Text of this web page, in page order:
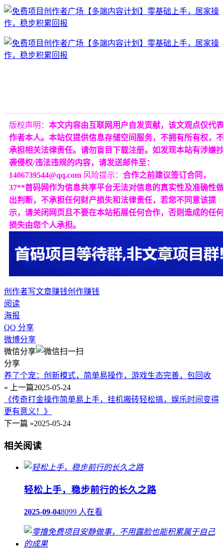
版权声明： 本文内容由互联网用户自发贡献，该文观点仅代
作者本人。本站仅提供信息存储空间服务，不拥有所有权，
承担相关法律责任。请勿盲目下载注册。如发现本站有涉嫌
袭侵权/违法违规的内容，请发送邮件至：
1406739544@qq.com 风险提示： 合作之前建议签订合同，
37**首码网作为信息共享平台无法对信息的真实性及准确性
出判断，不承担任何财产损失和法律责任，若您不同意该提
示，请关闭网页且不要在本站拓展任何合作，否则造成的任
损失由您个人承担。
创作者写文章赚钱创作赚钱
阅读
海报
QQ 分享
微博分享
微信分享
分享
养了个宠：创新模式，简单易操作，游戏生态完善，包回收
« 上一篇2025-05-24
《传奇打金操作简单易上手，挂机搬砖轻松搞，娱乐时间变得
更有意义！》
下一篇 »2025-05-24
相关阅读
轻松上手，稳步前行的长久之路
2025-09-048099 人在看